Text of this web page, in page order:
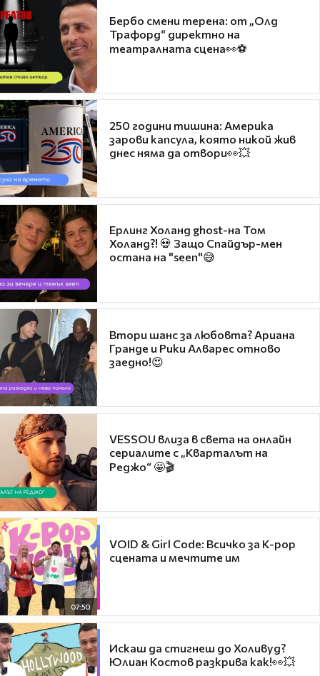
Бербо смени терена: от „Олд
Трафорд“ директно на
театралната сцена👀⚽
250 години тишина: Америка
зарови капсула, която никой жив
днес няма да отвори👀💥
Ерлинг Холанд ghost-на Том
Холанд?! 💀 Защо Спайдър-мен
остана на "seen"😅
Втори шанс за любовта? Ариана
Гранде и Рики Алварес отново
заедно!😍
VESSOU влиза в света на онлайн
сериалите с „Кварталът на
Реджо“ 🤩🎬
07:50
VOID & Girl Code: Всичко за K-pop
сцената и мечтите им
Искаш да стигнеш до Холивуд?
Юлиан Костов разкрива как!👀💥